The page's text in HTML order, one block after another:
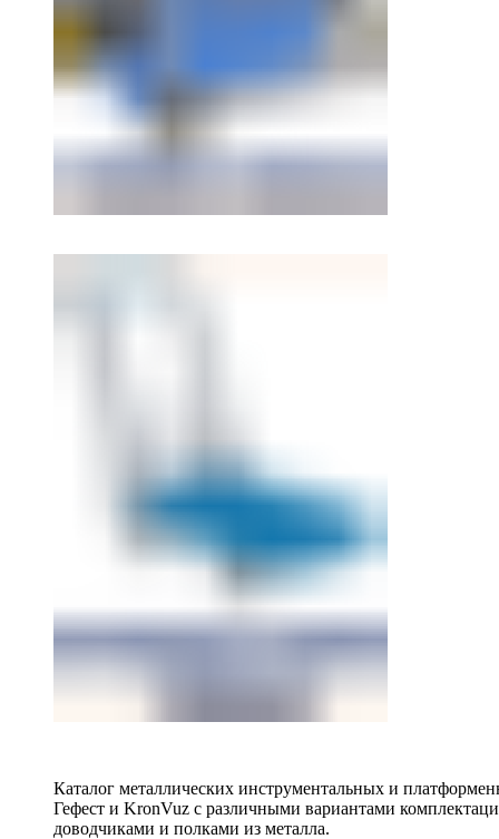
Каталог металлических инструментальных и
Гефест и KronVuz с различными вариантами
доводчиками и полками из металла.